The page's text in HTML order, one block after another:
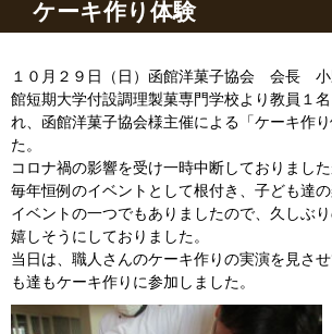
ケーキ作り体験
１０月２９日（日）函館洋菓子協会 会長 小
館短期大学付設調理製菓専門学校より教員１
れ、函館洋菓子協会様主催による「ケーキ作
た。
コロナ禍の影響を受け一時中断しておりまし
毎年恒例のイベントとして根付き、子ども達
イベントの一つでもありましたので、久しぶ
嬉しそうにしておりました。
当日は、職人さんのケーキ作りの実演を見さ
も達もケーキ作りに参加しました。